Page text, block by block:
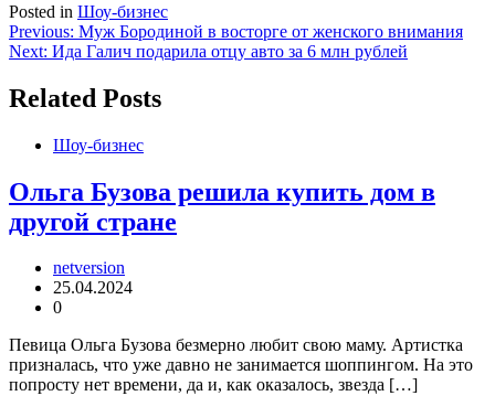
Posted in Шоу-бизнес
Навигация
по
записям
Previous: Муж Бородиной в восторге от женского внимания
Next: Ида Галич подарила отцу авто за 6 млн рублей
Related Posts
Шоу-бизнес
Ольга Бузова решила купить дом в
другой стране
netversion
25.04.2024
0
Певица Ольга Бузова безмерно любит свою маму. Артистка
призналась, что уже давно не занимается шоппингом. На это
попросту нет времени, да и, как оказалось, звезда […]